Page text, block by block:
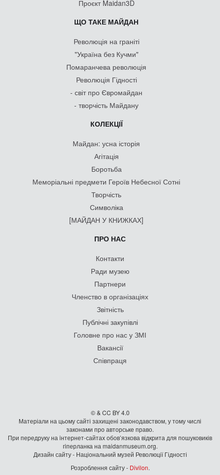
Проєкт Maidan3D
ЩО ТАКЕ МАЙДАН
Революція на граніті
"Україна без Кучми"
Помаранчева революція
Революція Гідності
- світ про Євромайдан
- творчість Майдану
КОЛЕКЦІЇ
Майдан: усна історія
Агітація
Боротьба
Меморіальні предмети Героїв Небесної Сотні
Творчість
Символіка
[МАЙДАН У КНИЖКАХ]
ПРО НАС
Контакти
Ради музею
Партнери
Членство в організаціях
Звітність
Публічні закупівлі
Головне про нас у ЗМІ
Вакансії
Співпраця
© & CC BY 4.0
Матеріали на цьому сайті захищені законодавством, у тому числі
законами про авторське право.
При передруку на iнтернет-сайтах обов’язкова відкрита для пошуковиків
гiперланка на maidanmuseum.org.
Дизайн сайту - Національний музей Революції Гідності
Розроблення сайту - Divilon.